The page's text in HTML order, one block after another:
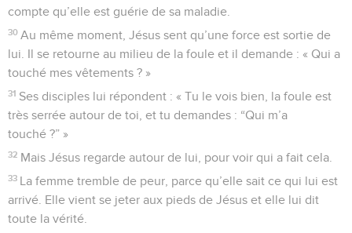
compte qu’elle est guérie de sa maladie.
30 Au même moment, Jésus sent qu’une force est sortie de
lui. Il se retourne au milieu de la foule et il demande : « Qui a
touché mes vêtements ? »
31 Ses disciples lui répondent : « Tu le vois bien, la foule est
très serrée autour de toi, et tu demandes : “Qui m’a
touché ?” »
32 Mais Jésus regarde autour de lui, pour voir qui a fait cela.
33 La femme tremble de peur, parce qu’elle sait ce qui lui est
arrivé. Elle vient se jeter aux pieds de Jésus et elle lui dit
toute la vérité.